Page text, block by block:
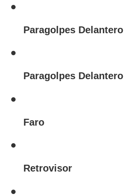
Paragolpes Delantero
Paragolpes Delantero
Faro
Retrovisor